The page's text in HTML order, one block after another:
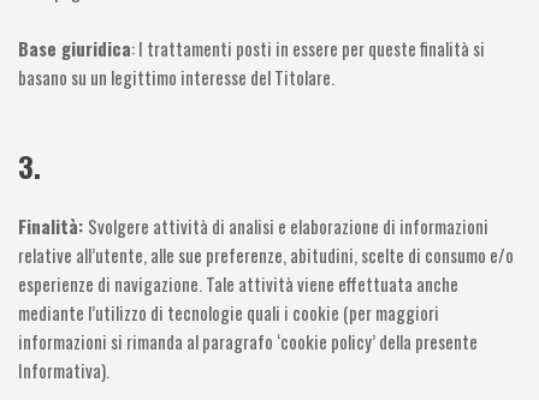
Base giuridica: I trattamenti posti in essere per queste finalità si
basano su un legittimo interesse del Titolare.
3.
Finalità: Svolgere attività di analisi e elaborazione di informazioni
relative all’utente, alle sue preferenze, abitudini, scelte di consumo e/o
esperienze di navigazione. Tale attività viene effettuata anche
mediante l’utilizzo di tecnologie quali i cookie (per maggiori
informazioni si rimanda al paragrafo ‘cookie policy’ della presente
Informativa).